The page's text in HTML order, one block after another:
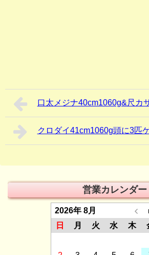
口太メジナ40cm1060g&尺カ
クロダイ41cm1060g頭に3匹
営業カレンダー
2026年 8月
日
月 火 水 木